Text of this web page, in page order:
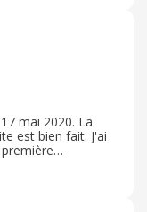
se fait par l'aide
mai 2020. La
est bien fait. J'ai
indiqué était
puisque